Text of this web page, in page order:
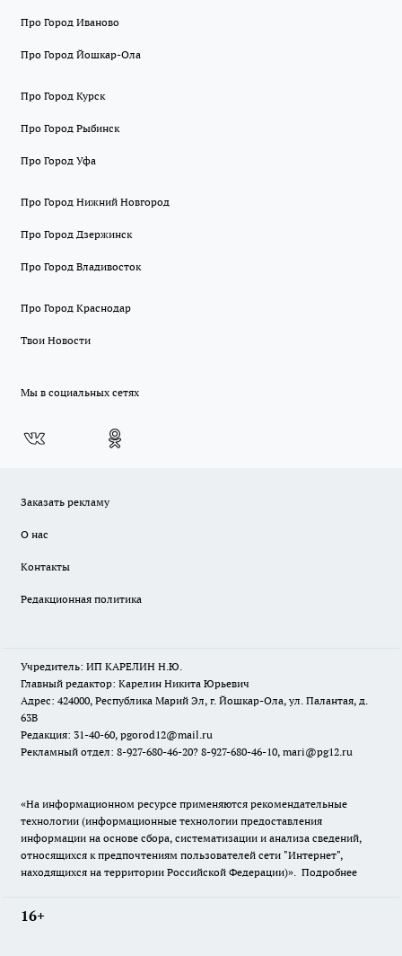
Про Город Иваново
Про Город Йошкар-Ола
Про Город Курск
Про Город Рыбинск
Про Город Уфа
Про Город Нижний Новгород
Про Город Дзержинск
Про Город Владивосток
Про Город Краснодар
Твои Новости
Мы в социальных сетях
Заказать рекламу
О нас
Контакты
Редакционная политика
Учредитель: ИП КАРЕЛИН Н.Ю.
Главный редактор: Карелин Никита Юрьевич
Адрес: 424000, Республика Марий Эл, г. Йошкар-Ола, ул. Палантая, д.
63В
Редакция: 31-40-60, pgorod12@mail.ru
Рекламный отдел: 8-927-680-46-20? 8-927-680-46-10, mari@pg12.ru
«На информационном ресурсе применяются рекомендательные
технологии (информационные технологии предоставления
информации на основе сбора, систематизации и анализа сведений,
относящихся к предпочтениям пользователей сети "Интернет",
находящихся на территории Российской Федерации)». Подробнее
16+